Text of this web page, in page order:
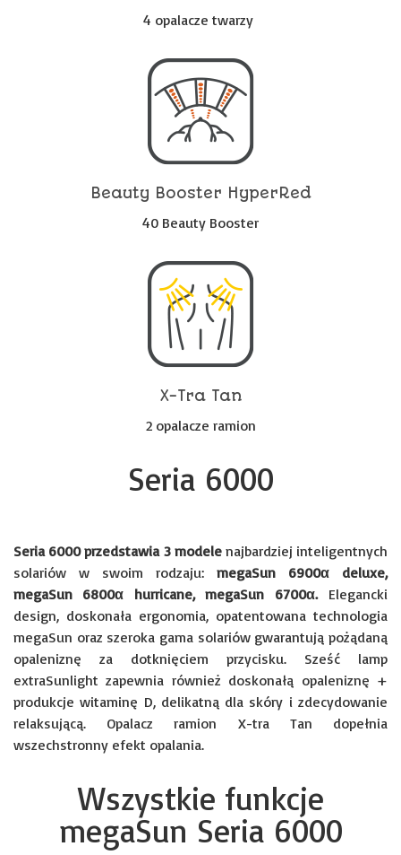
4 opalacze twarzy
Beauty Booster HyperRed
40 Beauty Booster
X-Tra Tan
2 opalacze ramion
Seria 6000
Seria 6000 przedstawia 3 modelenajbardziej inteligentnych
solariów w swoim rodzaju: megaSun 6900α deluxe,
megaSun 6800α hurricane, megaSun 6700α.
Elegancki
design, doskonała ergonomia, opatentowana technologia
megaSun oraz szeroka gama solariów gwarantują pożądaną
opaleniznę za dotknięciem przycisku. Sześć lamp
extraSunlight zapewnia również doskonałą opaleniznę +
produkcje witaminę D, delikatną dla skóry i zdecydowanie
relaksującą. Opalacz ramion X-tra Tan dopełnia
wszechstronny efekt opalania.
Wszystkie funkcje
megaSun Seria 6000